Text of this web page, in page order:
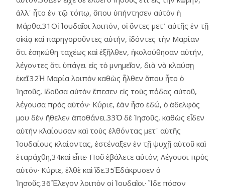
ἀλλ᾿ ἦτο ἐν τῷ τόπῳ, ὅπου ὑπήντησεν αὐτὸν ἡ
Μάρθα.31Οἱ Ἰουδαῖοι λοιπόν, οἱ ὄντες μετ᾿ αὐτῆς ἐν τῇ
οἰκίᾳ καὶ παρηγοροῦντες αὐτήν, ἰδόντες τὴν Μαρίαν
ὅτι ἐσηκώθη ταχέως καὶ ἐξῆλθεν, ἠκολούθησαν αὐτήν,
λέγοντες ὅτι ὑπάγει εἰς τὸ μνημεῖον, διὰ νὰ κλαύσῃ
ἐκεῖ.32Ἡ Μαρία λοιπὸν καθὼς ἦλθεν ὅπου ἦτο ὁ
Ἰησοῦς, ἰδοῦσα αὐτὸν ἔπεσεν εἰς τοὺς πόδας αὐτοῦ,
λέγουσα πρὸς αὐτόν· Κύριε, ἐὰν ἦσο ἐδώ, ὁ ἀδελφὸς
μου δὲν ἤθελεν ἀποθάνει.33Ὁ δὲ Ἰησοῦς, καθὼς εἶδεν
αὐτήν κλαίουσαν καὶ τοὺς ἐλθόντας μετ᾿ αὐτῆς
Ἰουδαίους κλαίοντας, ἐστέναξεν ἐν τῇ ψυχῇ αὑτοῦ καὶ
ἐταράχθη,34καὶ εἶπε· Ποῦ ἐβάλετε αὐτόν; Λέγουσι πρὸς
αὐτόν· Κύριε, ἐλθὲ καὶ ἴδε.35Ἐδάκρυσεν ὁ
Ἰησοῦς.36Ἔλεγον λοιπὸν οἱ Ἰουδαῖοι· Ἴδε πόσον